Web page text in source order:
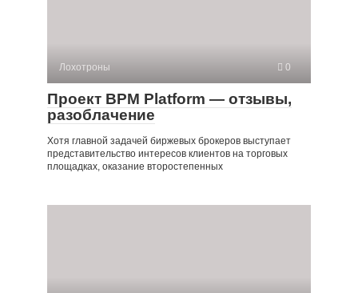
Лохотроны 0
Проект BPM Platform — отзывы,
разоблачение
Хотя главной задачей биржевых брокеров выступает
представительство интересов клиентов на торговых
площадках, оказание второстепенных